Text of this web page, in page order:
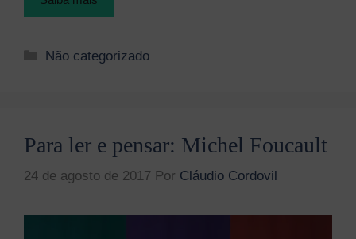
Categorias
Não categorizado
Para ler e pensar: Michel Foucault
24 de agosto de 2017 Por Cláudio Cordovil